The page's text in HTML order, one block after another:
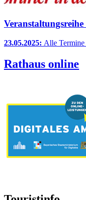
23.05.2025: Alle
Rathaus online